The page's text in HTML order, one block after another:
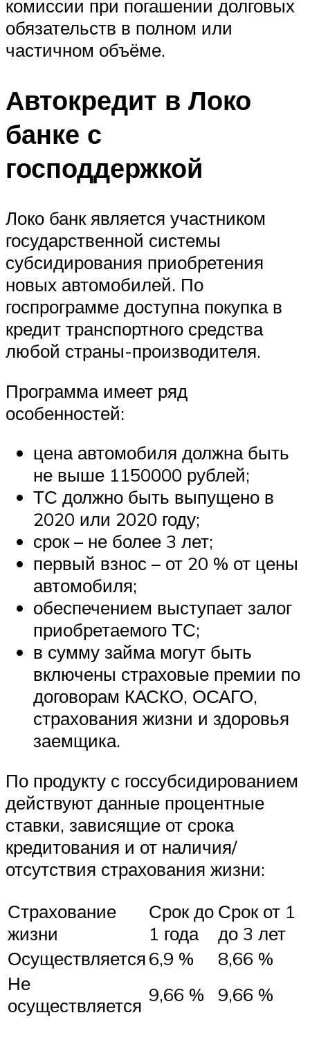
комиссии при погашении долговых
обязательств в полном или
частичном объёме.
Автокредит в Локо
банке с
господдержкой
Локо банк является участником
государственной системы
субсидирования приобретения
новых автомобилей. По
госпрограмме доступна покупка в
кредит транспортного средства
любой страны-производителя.
Программа имеет ряд
особенностей:
цена автомобиля должна быть
не выше 1150000 рублей;
ТС должно быть выпущено в
2020 или 2020 году;
срок – не более 3 лет;
первый взнос – от 20 % от цены
автомобиля;
обеспечением выступает залог
приобретаемого ТС;
в сумму займа могут быть
включены страховые премии по
договорам КАСКО, ОСАГО,
страхования жизни и здоровья
заемщика.
По продукту с госсубсидированием
действуют данные процентные
ставки, зависящие от срока
кредитования и от наличия/
отсутствия страхования жизни:
Страхование
жизни
Срок до
1 года
Срок от 1
до 3 лет
Осуществляется6,9 %
8,66 %
Не
осуществляется 9,66 % 9,66 %